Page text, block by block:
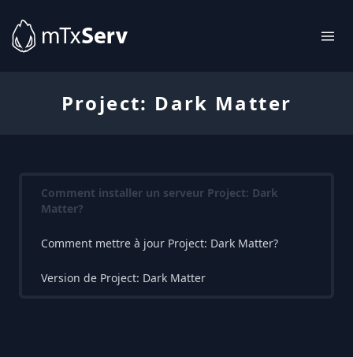
Project: Dark Matter
Comment installer un serveur Project: Dark
Matter?
Comment mettre à jour Project: Dark Matter?
Version de Project: Dark Matter